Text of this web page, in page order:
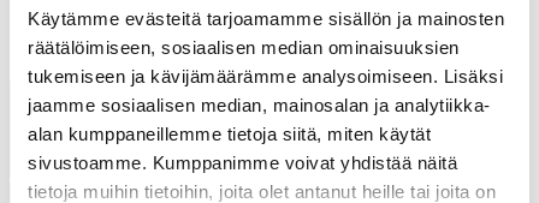
Käytämme evästeitä tarjoamamme sisällön ja mainosten
räätälöimiseen, sosiaalisen median ominaisuuksien
tukemiseen ja kävijämäärämme analysoimiseen. Lisäksi
jaamme sosiaalisen median, mainosalan ja analytiikka-
alan kumppaneillemme tietoja siitä, miten käytät
sivustoamme. Kumppanimme voivat yhdistää näitä
tietoja muihin tietoihin, joita olet antanut heille tai joita on
Näyttelyyn liittyvät tapahtumat